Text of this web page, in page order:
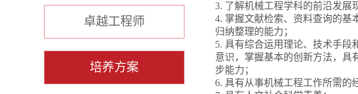
卓越工程师
培养方案
3. 了解机械工程学科的前沿发展
4. 掌握文献检索、资料查询的基
归纳整理的能力；
5. 具有综合运用理论、技术手段
意识，掌握基本的创新方法，具
步能力；
6. 具有从事机械工程工作所需的